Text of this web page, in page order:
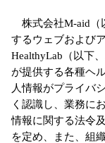
株式会社M-aid（
するウェブおよび
HealthyLab（以下
が提供する各種ヘ
人情報がプライバ
く認識し、業務に
情報に関する法令
を定め、また、組